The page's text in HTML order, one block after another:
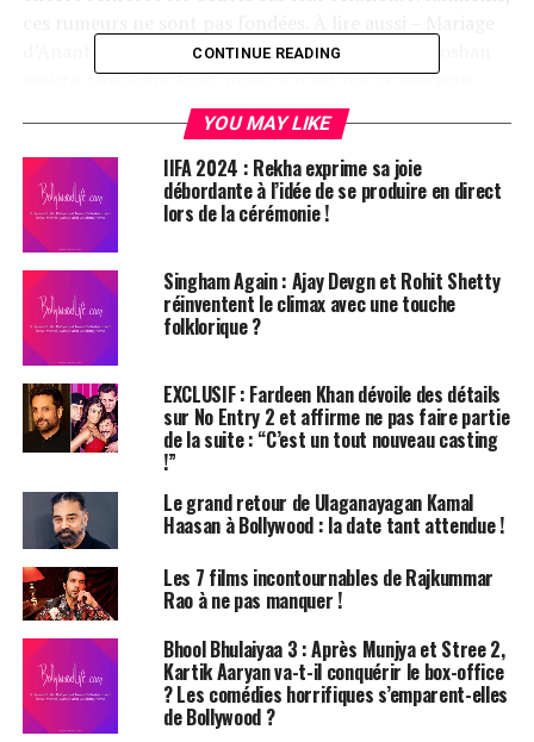
d’Anant Ambani et Radhika Merchant : Hrithik Roshan
assiste sans Saba Azad, mais ce n’est pas ce que vous
Pour toutes les actualités et mises à jour sur le
divertissement, suivez BollywoodLife sur WhatsApp.
À lire aussi – Saba Azad parle de la perte de projets de
doublage après avoir commencé à sortir avec Hrithik
Roshan ; elle critique le mentalité patriarcale
Hrithik Roshan etSaba Azad
de rupture en étant photographiés ensemble lors d’une
sortie au cinéma. Hier soir, les amoureux ont été aperçus
entrant dans une salle de cinéma pour voir Deadpool et
Wolverine. Saba Azad tenait le bras d’Hrithik Roshan
tandis que les caméras crépitaient. Rapidement, les
photos ont fait le tour de Reddit, avec des fans
affirmant qu’ils n’avaient pas rompu. Nous vous avions
déjà informés que tout allait bien entre Hrithik Roshan
et Saba. Lorsque les rumeurs ont commencé à circuler,
nous avions précisé que Saba ne pouvait pas assister au
mariage d’Anant et Radhika en raison d’un emploi du
temps chargé pour un tournage. C’est pourquoi Hrithik
Roshan était seul ! Tout va bien et ils sont vraiment
amoureux l’un de l’autre. Ils se soutiennent
CONTINUE READING
YOU MAY LIKE
IIFA 2024 : Rekha exprime sa joie
débordante à l’idée de se produire en direct
lors de la cérémonie !
Singham Again : Ajay Devgn et Rohit Shetty
réinventent le climax avec une touche
folklorique ?
EXCLUSIF : Fardeen Khan dévoile des détails
sur No Entry 2 et affirme ne pas faire partie
de la suite : “C’est un tout nouveau casting
!”
Le grand retour de Ulaganayagan Kamal
Haasan à Bollywood : la date tant attendue !
Les 7 films incontournables de Rajkummar
Rao à ne pas manquer !
Bhool Bhulaiyaa 3 : Après Munjya et Stree 2,
Kartik Aaryan va-t-il conquérir le box-office
? Les comédies horrifiques s’emparent-elles
de Bollywood ?